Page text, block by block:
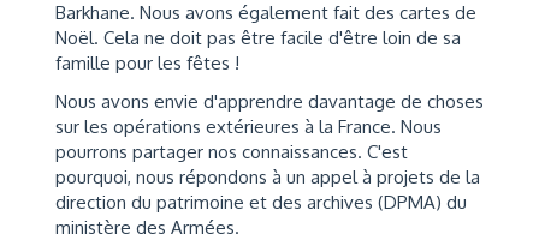
Barkhane. Nous avons également fait des cartes de
Noël. Cela ne doit pas être facile d'être loin de sa
famille pour les fêtes !
Nous avons envie d'apprendre davantage de choses
sur les opérations extérieures à la France. Nous
pourrons partager nos connaissances. C'est
pourquoi, nous répondons à un appel à projets de la
direction du patrimoine et des archives (DPMA) du
ministère des Armées.